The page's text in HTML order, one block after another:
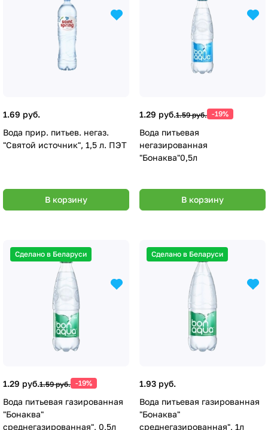
1.69 руб.
Вода прир. питьев. негаз.
"Святой источник", 1,5 л. ПЭТ
В корзину
1.29 руб.1.59 руб. -19%
Вода питьевая
негазированная
"Бонаква"0,5л
В корзину
Сделано в Беларуси
1.29 руб.1.59 руб. -19%
Вода питьевая газированная
"Бонаква"
среднегазированная", 0,5л
Сделано в Беларуси
1.93 руб.
Вода питьевая газированная
"Бонаква"
среднегазированная", 1л